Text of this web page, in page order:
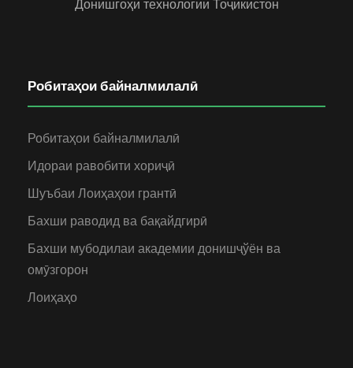
Донишгоҳи технологии Тоҷикистон
Робитаҳои байналмилалӣ
Робитаҳои байналмилалӣ
Идораи равобити хориҷӣ
Шуъбаи Лоиҳаҳои грантӣ
Бахши раводид ва бақайдгирӣ
Бахши мубодилаи академии донишҷўён ва
омӯзгорон
Лоиҳаҳо